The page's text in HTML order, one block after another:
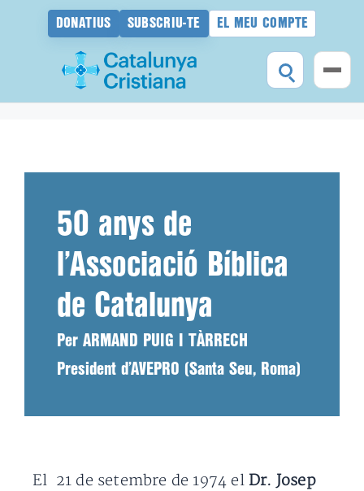
DONATIUS SUBSCRIU-TE EL MEU COMPTE
50 anys de
l’Associació Bíblica
de Catalunya
Per ARMAND PUIG I TÀRRECH
President d’AVEPRO (Santa Seu, Roma)
El 21 de setembre de 1974 el Dr. Josep